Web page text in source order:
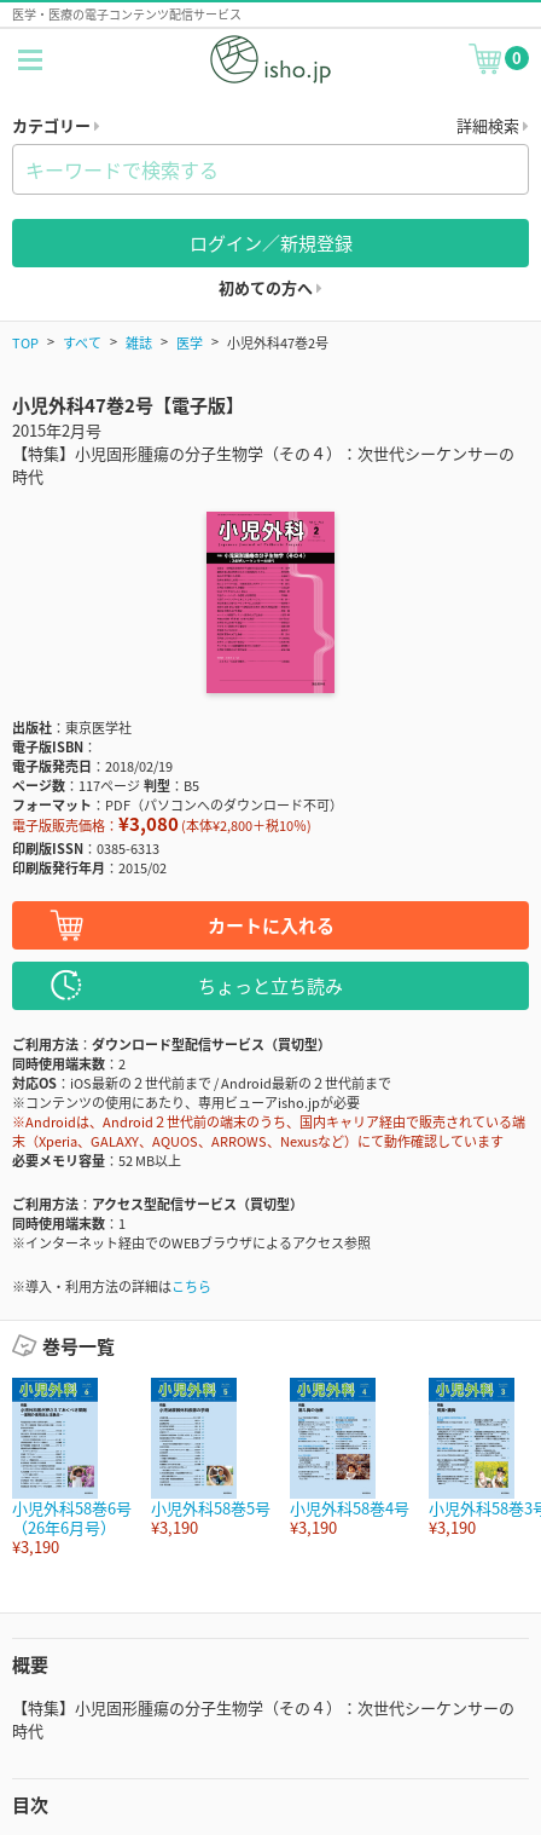
医学・医療の電子コンテンツ配信サービス
0
カテゴリー 詳細検索
ログイン／新規登録
初めての方へ
TOP すべて 雑誌 医学 小児外科47巻2号
小児外科47巻2号【電子版】
2015年2月号
【特集】小児固形腫瘍の分子生物学（その４）：次世代シーケンサーの
時代
出版社
東京医学社
電子版ISBN
電子版発売日
2018/02/19
ページ数
117ページ判型
B5
フォーマット
PDF（パソコンへのダウンロード不可）
電子版販売価格： ¥3,080(本体¥2,800＋税10％)
印刷版ISSN
0385-6313
印刷版発行年月
2015/02
カートに入れる
ちょっと立ち読み
ご利用方法
ダウンロード型配信サービス（買切型）
同時使用端末数
2
対応OS
iOS最新の２世代前まで / Android最新の２世代前まで
※コンテンツの使用にあたり、専用ビューアisho.jpが必要
※Androidは、Android２世代前の端末のうち、国内キャリア経由で販売されている端
末（Xperia、GALAXY、AQUOS、ARROWS、Nexusなど）にて動作確認しています
必要メモリ容量
52 MB以上
ご利用方法
アクセス型配信サービス（買切型）
同時使用端末数
1
※インターネット経由でのWEBブラウザによるアクセス参照
※導入・利用方法の詳細はこちら
巻号一覧
小児外科58巻6号
（26年6月号）
¥3,190
小児外科58巻5号
¥3,190
小児外科58巻4号
¥3,190
小児外科58巻3
¥3,190
概要
【特集】小児固形腫瘍の分子生物学（その４）：次世代シーケンサーの
時代
目次